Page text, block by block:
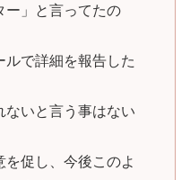
ー」と言ってたの
ルで詳細を報告した
ないと言う事はない
を促し、今後このよ